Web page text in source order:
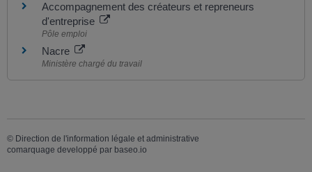
Accompagnement des créateurs et repreneurs
d'entreprise
Pôle emploi
Nacre
Ministère chargé du travail
© Direction de l'information légale et administrative
comarquage developpé par baseo.io